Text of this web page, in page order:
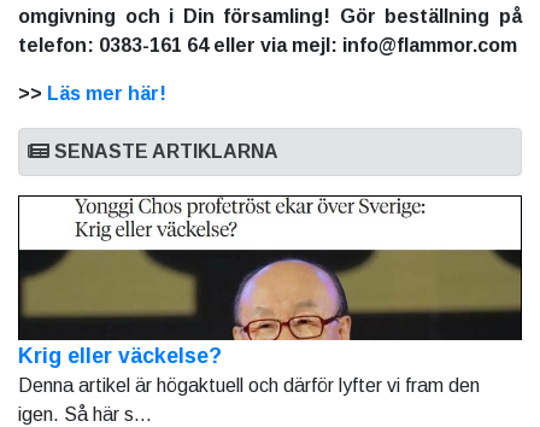
omgivning och i Din församling! Gör beställning på
telefon: 0383-161 64 eller via mejl: info@flammor.com
>> Läs mer här!
SENASTE ARTIKLARNA
Krig eller väckelse?
Denna artikel är högaktuell och därför lyfter vi fram den
igen. Så här s...